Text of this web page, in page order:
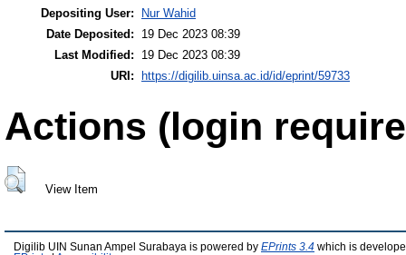
Depositing User:
Nur Wahid
Date Deposited:
19 Dec 2023 08:39
Last Modified:
19 Dec 2023 08:39
URI:
https://digilib.uinsa.ac.id/id/eprint/59733
Actions (login
View Item
Digilib UIN Sunan Ampel Surabaya is powered by EPrints 3.4 which is